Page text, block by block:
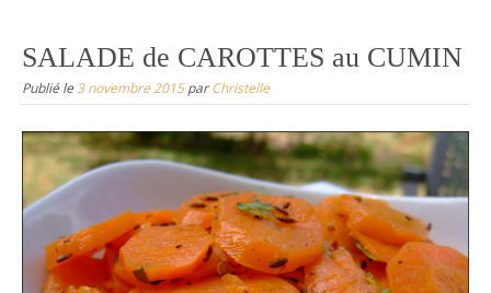
SALADE de CAROTTES au CUMIN
Publié le 3 novembre 2015parChristelle